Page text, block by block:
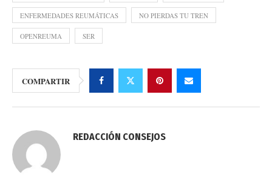
ENFERMEDADES REUMÁTICAS NO PIERDAS TU TREN
OPENREUMA SER
COMPARTIR
REDACCIÓN CONSEJOS